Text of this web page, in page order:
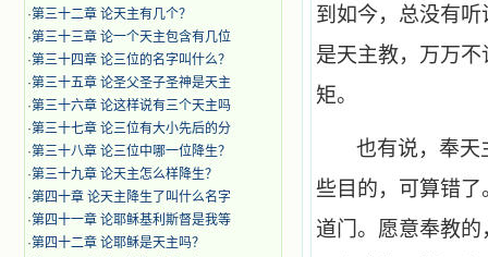
·第三十二章 论天主有几个？
·第三十三章 论一个天主包含有几位
·第三十四章 论三位的名字叫什么？
·第三十五章 论圣父圣子圣神是天主
·第三十六章 论这样说有三个天主吗
·第三十七章 论三位有大小先后的分
·第三十八章 论三位中哪一位降生？
·第三十九章 论天主怎么样降生？
·第四十章 论天主降生了叫什么名字
·第四十一章 论耶稣基利斯督是我等
·第四十二章 论耶稣是天主吗？
到如今，总没有
是天主教，万万
矩。
也有说，奉天
些目的，可算错
道门。愿意奉教